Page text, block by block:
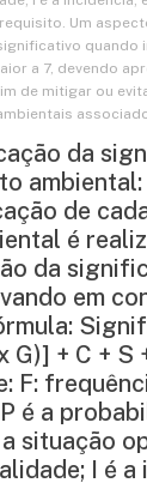
Um
quando
a 7, devendo
de mitigar ou
da
ambiental:
de
é
da
em
G)] + C + S
F:
é a
situação
I é a